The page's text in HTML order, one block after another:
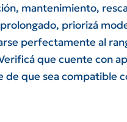
mantenimiento,
prolongado, priorizá
perfectamente al
que cuente con
de que sea compatible